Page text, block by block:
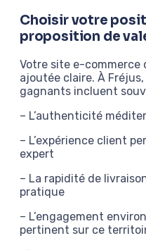
Choisir votre
proposition de
Votre site e-commerce
ajoutée claire. À
gagnants incluent
– L’authenticité
– L’expérience client
expert
– La rapidité de
pratique
– L’engagement
pertinent sur ce